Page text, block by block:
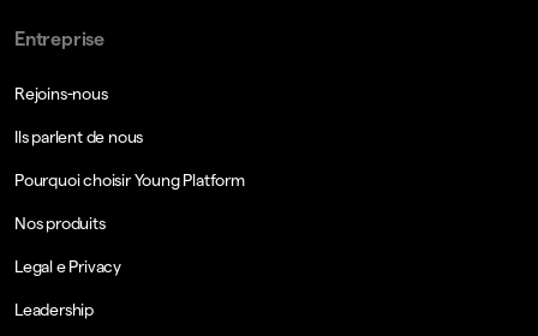
Entreprise
Rejoins-nous
Ils parlent de nous
Pourquoi choisir Young Platform
Nos produits
Legal e Privacy
Leadership